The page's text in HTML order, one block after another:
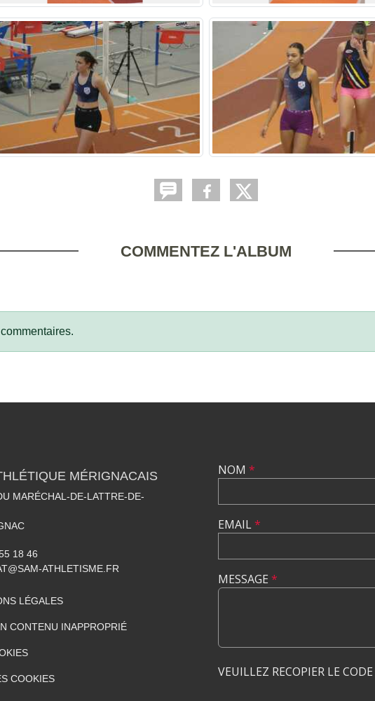
COMMENTEZ L'ALBUM
MÉRIGNACAIS
MARÉCHAL-DE-LATTRE-DE-
18 46
ATHLETISME.FR
LÉGALES
CONTENU INAPPROPRIÉ
COOKIES
NOM *
EMAIL*
MESSAGE *
VEUILLEZ RECOPIER LE CODE